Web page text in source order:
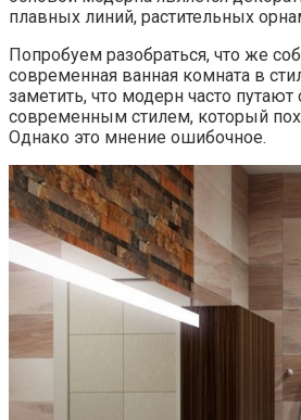
плавных линий, растительных
Попробуем разобраться, что же
современная ванная комната в
заметить, что модерн часто
современным стилем, который
Однако это мнение ошибочное.